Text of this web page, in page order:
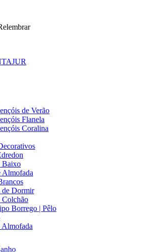
de Verão
Flanela
Coralina
Baixo
Almofada
de Dormir
Colchão
Borrego | Pêlo
Almofada